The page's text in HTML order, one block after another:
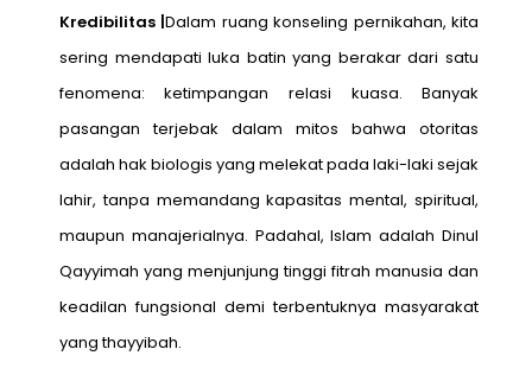
Kredibilitas |Dalam ruang konseling pernikahan, kita
sering mendapati luka batin yang berakar dari satu
fenomena: ketimpangan relasi kuasa. Banyak
pasangan terjebak dalam mitos bahwa otoritas
adalah hak biologis yang melekat pada laki-laki sejak
lahir, tanpa memandang kapasitas mental, spiritual,
maupun manajerialnya. Padahal, Islam adalah Dinul
Qayyimah yang menjunjung tinggi fitrah manusia dan
keadilan fungsional demi terbentuknya masyarakat
yang thayyibah.